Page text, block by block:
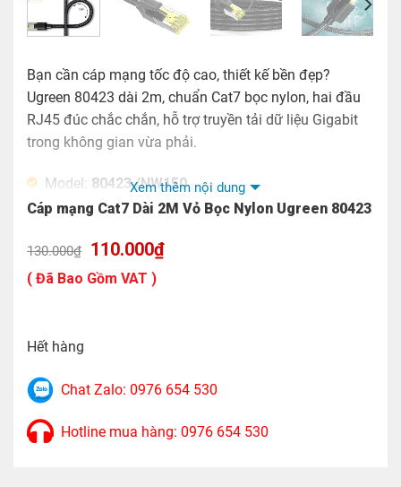
Bạn cần cáp mạng tốc độ cao, thiết kế bền đẹp?
Ugreen 80423 dài 2m, chuẩn Cat7 bọc nylon, hai đầu
RJ45 đúc chắc chắn, hỗ trợ truyền tải dữ liệu Gigabit
trong không gian vừa phải.
Model: 80423 /NW150
Chiều dài: 2M
Tính năng: Kết nối mạng dây RJ45
Màu sắc: Đen
Chuẩn đồng: 30AWG
Băng thông: 600MHz
Thiết kế : Cấu trúc xoắn đôi theo từng cặp (UTP)
Xem thêm nội dung
Cáp mạng Cat7 Dài 2M Vỏ Bọc Nylon Ugreen 80423
130.000₫
Giá
gốc
là:
130.000₫.
110.000₫Giá
( Đã Bao Gồm VAT )
Hết hàng
Chat Zalo: 0976 654 530
Hotline mua hàng: 0976 654 530